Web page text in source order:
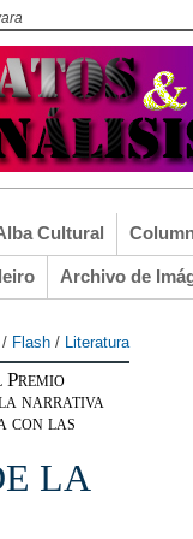
Cultural
Archivo de
Flash / Literatura
narrativa
con las
LA